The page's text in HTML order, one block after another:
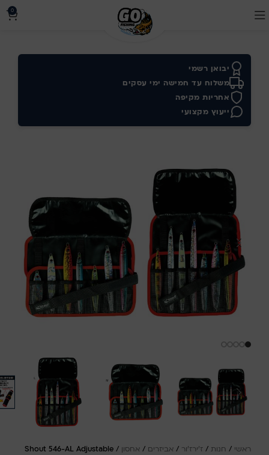
0
יבואן רשמי
משלוח עד חמישה ימי עסקים
אחריות מקיפה
ייעוץ מקצועי
ראשי / חנות / ז'ירז'ור / אביזרים / אחסון /
Shout 546-AL Adjustable